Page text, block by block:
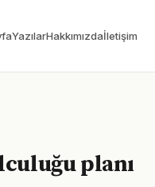
YazılarHakkımızdaİletişim
planı